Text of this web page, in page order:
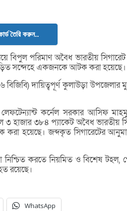
তৈরি করুন..
বিপুল পরিমাণ অবৈধ ভারতীয়
সন্দেহে একজনকে আটক করা হয়েছে।
দায়িত্বপূর্ণ কুলাউড়া উপজেলার
লেফটেন্যান্ট কর্নেল সরকার আসিফ
৩ হাজার ৩৮৪ প্যাকেট অবৈধ ভারতীয়
হয়েছে। জব্দকৃত সিগারেটের
নিশ্চিত করতে নিয়মিত ও বিশেষ টহল,
রয়েছে।
WhatsApp